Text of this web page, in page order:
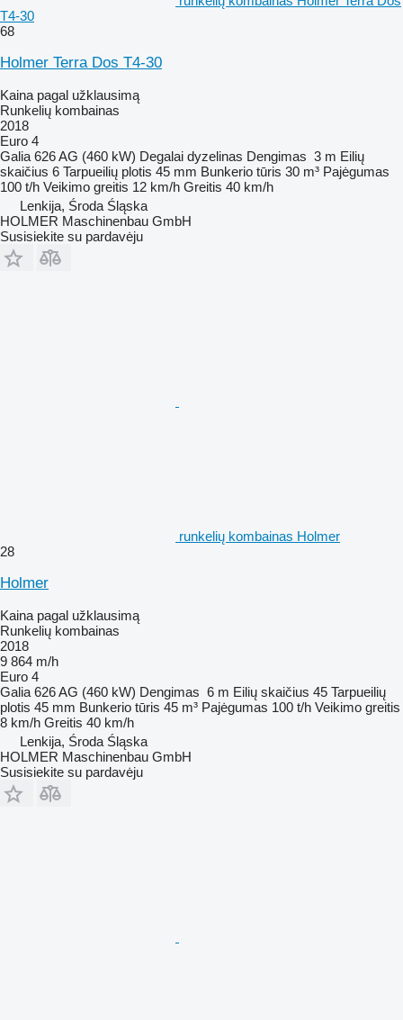
T4-30
68
Holmer Terra Dos T4-30
Kaina pagal užklausimą
Runkelių kombainas
2018
Euro 4
Galia 626 AG (460 kW) Degalai dyzelinas Dengimas 3 m Eilių
skaičius 6 Tarpueilių plotis 45 mm Bunkerio tūris 30 m³ Pajėgumas
100 t/h Veikimo greitis 12 km/h Greitis 40 km/h
Lenkija, Środa Śląska
HOLMER Maschinenbau GmbH
Susisiekite su pardavėju
runkelių kombainas Holmer
28
Holmer
Kaina pagal užklausimą
Runkelių kombainas
2018
9 864 m/h
Euro 4
Galia 626 AG (460 kW) Dengimas 6 m Eilių skaičius 45 Tarpueilių
plotis 45 mm Bunkerio tūris 45 m³ Pajėgumas 100 t/h Veikimo greitis
8 km/h Greitis 40 km/h
Lenkija, Środa Śląska
HOLMER Maschinenbau GmbH
Susisiekite su pardavėju